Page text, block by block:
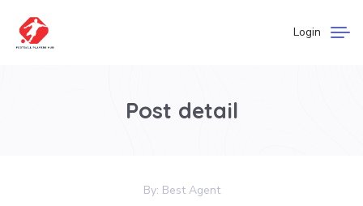
Login
Post detail
By: Best Agent